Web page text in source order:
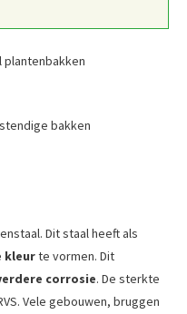
bakken
Dit staal heeft als
kleurte vormen. Dit
corrosie. De sterkte
Vele gebouwen, bruggen